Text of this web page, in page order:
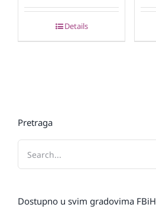
Details
Pretraga
Dostupno u svim gradovima FBiH